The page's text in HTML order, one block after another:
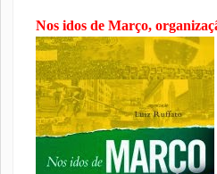
Nos idos de Março,